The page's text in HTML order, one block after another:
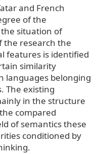
and French
of the
situation of
the research the
features is identified
similarity
languages ​​belonging
The existing
in the structure
compared
of semantics these
conditioned by